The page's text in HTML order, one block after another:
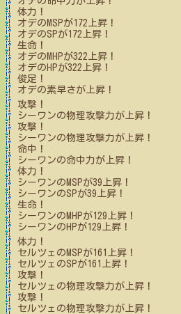
体力！
オデのMSPが172 上昇！
オデのSPが172 上昇！
生命！
オデのMHPが322 上昇！
オデのHPが322 上昇！
俊足！
オデの素早さが上昇！
攻撃！
シーワンの物理攻撃力が上昇！
攻撃！
シーワンの物理攻撃力が上昇！
命中！
シーワンの命中力が上昇！
体力！
シーワンのMSPが39 上昇！
シーワンのSPが39 上昇！
生命！
シーワンのMHPが129 上昇！
シーワンのHPが129 上昇！
体力！
セルツェ のMSPが161 上昇！
セルツェ のSPが161 上昇！
攻撃！
セルツェ の物理攻撃力が上昇！
攻撃！
セルツェ の物理攻撃力が上昇！